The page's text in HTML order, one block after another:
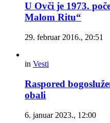
U Ovči je 1973.
Malom Ritu“
29. februar 2016., 20:51
in Vesti
Raspored
obali
6. januar 2023., 12:00